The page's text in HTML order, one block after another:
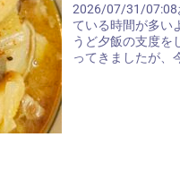
2026/07/31/07:08
ている時間が多い
うど夕飯の支度を
ってきましたが、